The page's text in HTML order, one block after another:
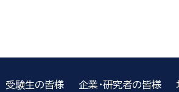
受験生の皆様 企業・研究者の皆様